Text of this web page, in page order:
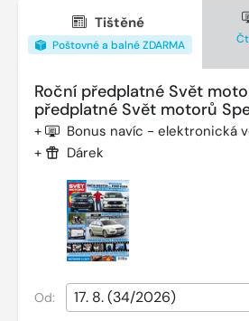
Tištěné
Poštovné a balné ZDARMA
Roční předplatné Svět
předplatné Svět motorů
+ Bonus navíc - elektronická
+ Dárek
Od: